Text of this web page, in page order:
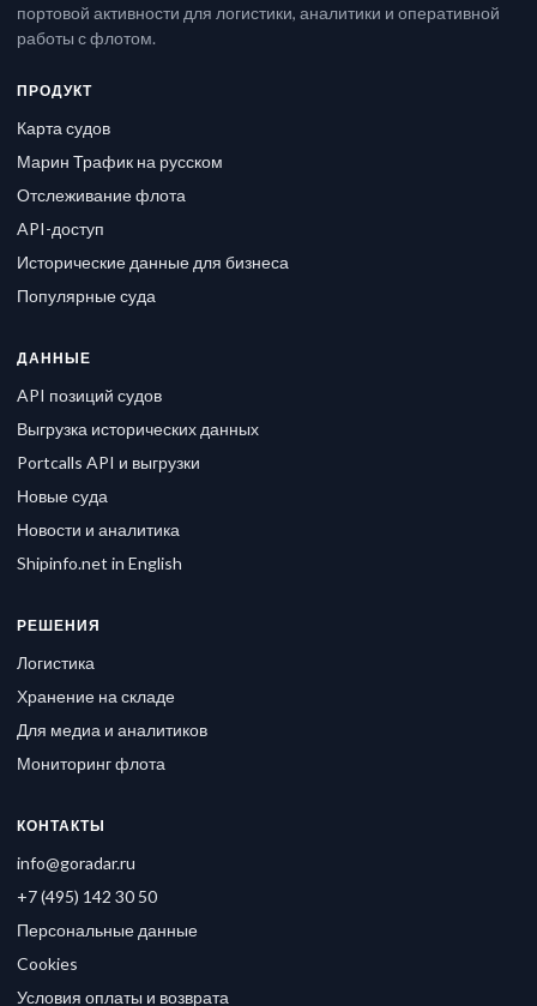
портовой активности для логистики, аналитики и оперативной
работы с флотом.
ПРОДУКТ
Карта судов
Марин Трафик на русском
Отслеживание флота
API-доступ
Исторические данные для бизнеса
Популярные суда
ДАННЫЕ
API позиций судов
Выгрузка исторических данных
Portcalls API и выгрузки
Новые суда
Новости и аналитика
Shipinfo.net in English
РЕШЕНИЯ
Логистика
Хранение на складе
Для медиа и аналитиков
Мониторинг флота
КОНТАКТЫ
info@goradar.ru
+7 (495) 142 30 50
Персональные данные
Cookies
Условия оплаты и возврата